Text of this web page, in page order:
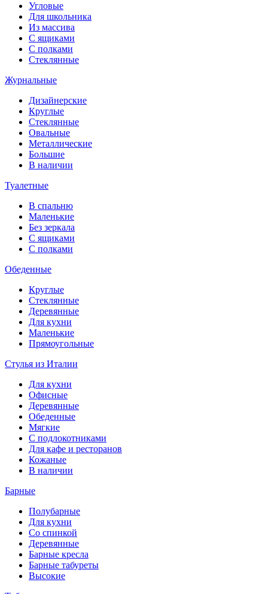
Угловые
Для школьника
Из массива
С ящиками
С полками
Стеклянные
Журнальные
Дизайнерские
Круглые
Стеклянные
Овальные
Металлические
Большие
В наличии
Туалетные
В спальню
Маленькие
Без зеркала
С ящиками
С полками
Обеденные
Круглые
Стеклянные
Деревянные
Для кухни
Маленькие
Прямоугольные
Стулья из Италии
Для кухни
Офисные
Деревянные
Обеденные
Мягкие
С подлокотниками
Для кафе и ресторанов
Кожаные
В наличии
Барные
Полубарные
Для кухни
Со спинкой
Деревянные
Барные кресла
Барные табуреты
Высокие